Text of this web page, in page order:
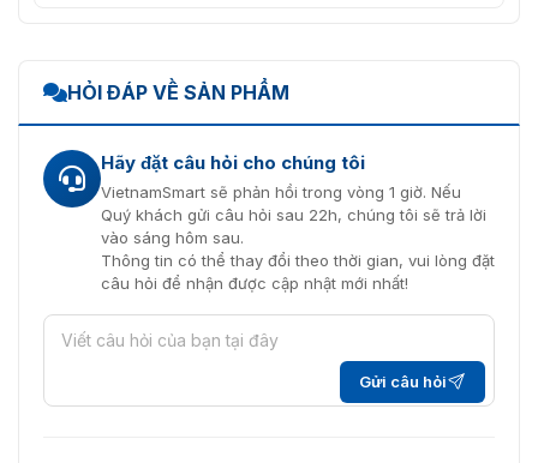
HỎI ĐÁP VỀ SẢN PHẨM
Hãy đặt câu hỏi cho chúng tôi
VietnamSmart sẽ phản hồi trong vòng 1 giờ. Nếu
Quý khách gửi câu hỏi sau 22h, chúng tôi sẽ trả lời
vào sáng hôm sau.
Thông tin có thể thay đổi theo thời gian, vui lòng đặt
câu hỏi để nhận được cập nhật mới nhất!
Gửi câu hỏi